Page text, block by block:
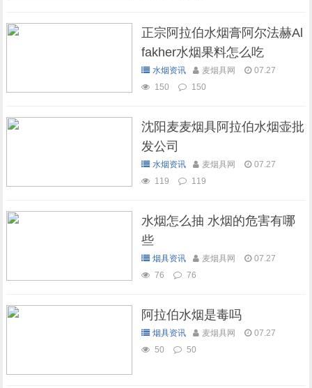
正宗阿拉伯水烟膏阿尔法赫Al
fakher水烟果料怎么吃
水烟资讯 麦烟具网
07.27
150
150
沈阳麦麦烟具阿拉伯水烟壶批
发公司
水烟资讯 麦烟具网
07.27
119
119
水烟怎么抽 水烟的危害有哪
些
烟具资讯 麦烟具网
07.27
76
76
阿拉伯水烟是毒吗
烟具资讯 麦烟具网
07.27
50
50